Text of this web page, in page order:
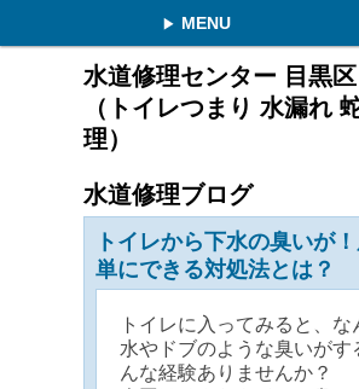
MENU
水道修理センター 目黒
（トイレつまり 水漏れ
理）
水道修理ブログ
トイレから下水の臭いが
単にできる対処法とは？
トイレに入ってみると、な
水やドブのような臭いがす
んな経験ありませんか？